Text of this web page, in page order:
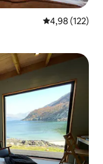
4,98 av 5 i
4,98 (122)